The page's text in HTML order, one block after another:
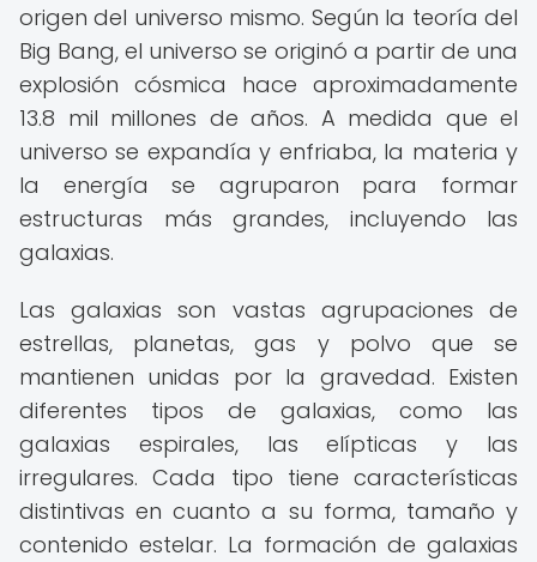
origen del universo mismo. Según la teoría del
Big Bang, el universo se originó a partir de una
explosión cósmica hace aproximadamente
13.8 mil millones de años. A medida que el
universo se expandía y enfriaba, la materia y
la energía se agruparon para formar
estructuras más grandes, incluyendo las
galaxias.
Las galaxias son vastas agrupaciones de
estrellas, planetas, gas y polvo que se
mantienen unidas por la gravedad. Existen
diferentes tipos de galaxias, como las
galaxias espirales, las elípticas y las
irregulares. Cada tipo tiene características
distintivas en cuanto a su forma, tamaño y
contenido estelar. La formación de galaxias